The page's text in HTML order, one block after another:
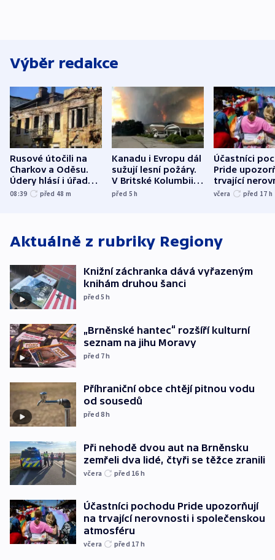
Výběr redakce
Rusové útočili na
Charkov a Oděsu.
Údery hlásí i úřady v
Bělgorodu
08:39 před 48 m
Kanadu i Evropu dál
sužují lesní požáry.
V Britské Kolumbii
evakuovali tisíce lidí
před 5h
Účastníci
Pride
trvající
včera před 17 h
Aktuálně z rubriky Regiony
Knižní záchranka dává vyřazeným
knihám druhou šanci
před 5h
„Brněnské hantec“ rozšíří kulturní
seznam na jihu Moravy
před 7h
Příhraniční obce chtějí pitnou vodu
od sousedů
před 8h
Při nehodě dvou aut na Brněnsku
zemřeli dva lidé, čtyři se těžce zranili
včera před 16 h
Účastníci pochodu Pride upozorňují
na trvající nerovnosti i společenskou
atmosféru
včera před 17 h